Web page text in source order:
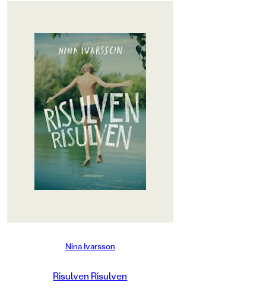
OM BOKEN
Det är Risulvens fel. Allt är
Risulvens fel.
Jag slutar inte springa när jag
kommer fram till motorvägen. Jag
bara klättrar över räcket och
springer rakt ut mellan två bilar.
Jag känner fartvinden från dem,
och en av dem tutar högt och länge.
Men jag är redan i skogen på andra
sidan. Risulven brukar vara den
som gör så, jag brukar ropa till
bok som griper tag i läsaren och
säker tonträff skriver debutanten
Nina Ivarsson fram en mörk och
Nina Ivarsson
Risulven Risulven